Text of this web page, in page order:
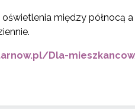
oświetlenia między północą
Dla-